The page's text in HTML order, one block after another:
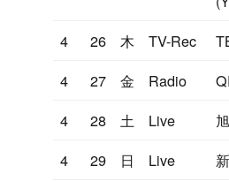
4
26 木 TV-Rec
4
27 金 Radio
4
28 土 Live
4
29 日 Live